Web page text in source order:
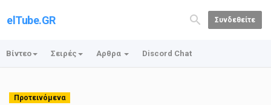
elTube.GR Συνδεθείτε
Βίντεο Σειρές Αρθρα Discord Chat
Προτεινόμενα